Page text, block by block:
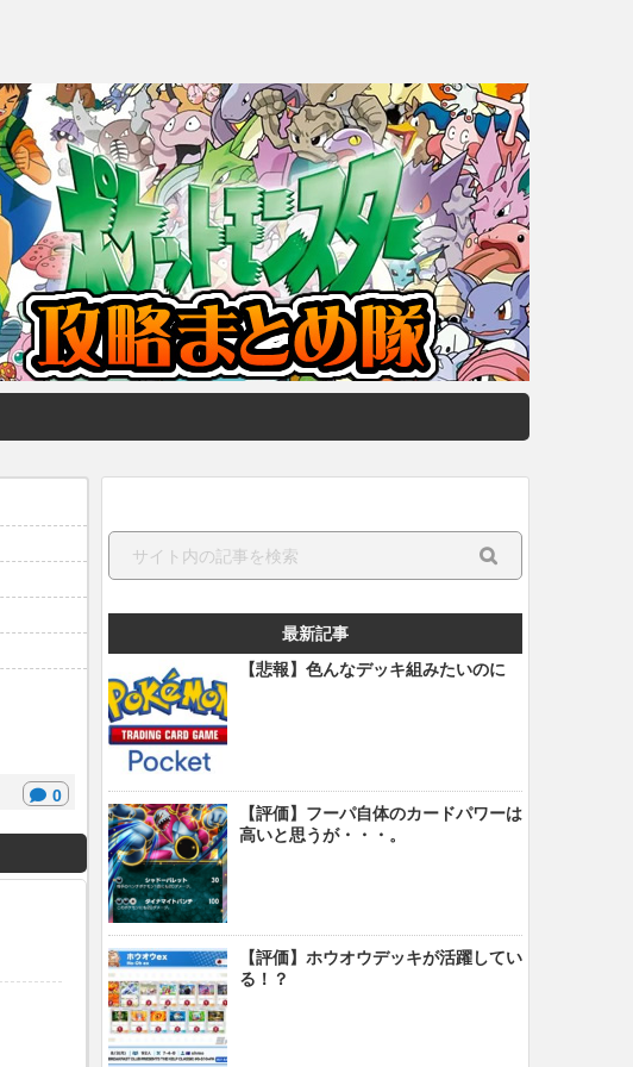
0
最新記事
【悲報】色んなデッキ組みたいのに
【評価】フーパ自体のカードパワーは
高いと思うが・・・。
【評価】ホウオウデッキが活躍してい
る！？